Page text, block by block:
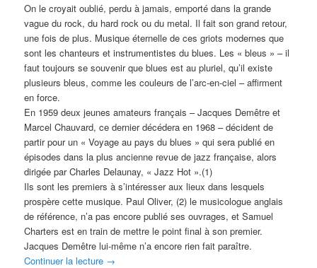
On le croyait oublié, perdu à jamais, emporté dans la grande
vague du rock, du hard rock ou du metal. Il fait son grand retour,
une fois de plus. Musique éternelle de ces griots modernes que
sont les chanteurs et instrumentistes du blues. Les « bleus » – il
faut toujours se souvenir que blues est au pluriel, qu’il existe
plusieurs bleus, comme les couleurs de l’arc-en-ciel – affirment
en force.
En 1959 deux jeunes amateurs français – Jacques Demêtre et
Marcel Chauvard, ce dernier décédera en 1968 – décident de
partir pour un « Voyage au pays du blues » qui sera publié en
épisodes dans la plus ancienne revue de jazz française, alors
dirigée par Charles Delaunay, « Jazz Hot ».(1)
Ils sont les premiers à s’intéresser aux lieux dans lesquels
prospère cette musique. Paul Oliver, (2) le musicologue anglais
de référence, n’a pas encore publié ses ouvrages, et Samuel
Charters est en train de mettre le point final à son premier.
Jacques Demêtre lui-même n’a encore rien fait paraître.
Continuer la lecture →